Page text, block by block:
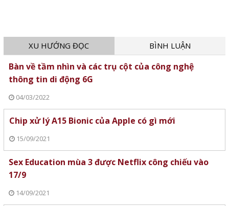
XU HƯỚNG ĐỌC BÌNH LUẬN
Bàn về tầm nhìn và các trụ cột của công nghệ
thông tin di động 6G
04/03/2022
Chip xử lý A15 Bionic của Apple có gì mới
15/09/2021
Sex Education mùa 3 được Netflix công chiếu vào
17/9
14/09/2021